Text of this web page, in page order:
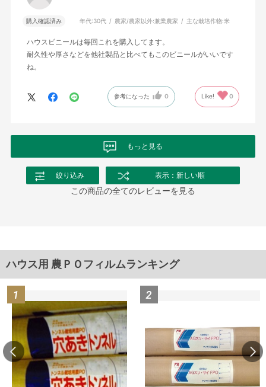
購入確認済み 年代:30代 農家/農家以外:兼業農家 主な栽培作物:米
ハウスビニールは毎回これを購入してます。
耐久性や厚さなどを他社製品と比べてもこのビニールがいいです
ね。
参考になった 0 Like! 0
もっと見る
絞り込み 表示：新しい順
この商品の全てのレビューを見る
ハウス用 農ＰＯフィルムランキング